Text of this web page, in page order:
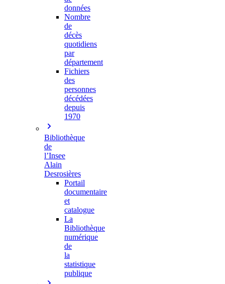
données
Nombre
de
décès
quotidiens
par
département
Fichiers
des
personnes
décédées
depuis
1970
Bibliothèque
de
l’Insee
Alain
Desrosières
Portail
documentaire
et
catalogue
La
Bibliothèque
numérique
de
la
statistique
publique